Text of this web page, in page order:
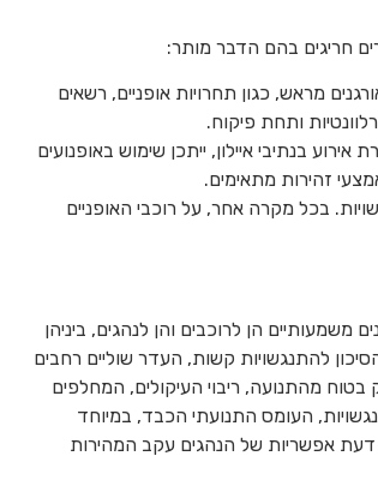
חריגים בהם הדבר מותר:
מראש, כגון תחרויות אופניים, רשאים
ותחת פיקוח.
בנתיבי איילון, ייתכן שימוש באופנועים
זהירות מתאימים.
בכל מקרה אחר, על רוכבי האופניים
משמעותיים הן לרוכבים והן לנהגים, ביניהן
להתנגשויות קשות, העדר שוליים רחבים
בטוח מהתנועה, ריבוי העיקולים, המחלפים
העומס התנועתי הכבד, במיוחד
אפשריות של הנהגים עקב המהירות